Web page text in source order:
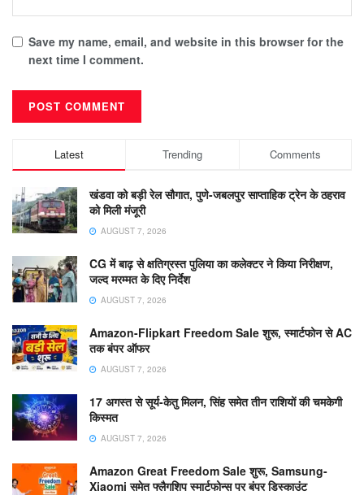
Save my name, email, and website in this browser for the
next time I comment.
Latest Trending Comments
खंडवा को बड़ी रेल सौगात, पुणे-जबलपुर साप्ताहिक ट्रेन के ठहराव
को मिली मंजूरी
AUGUST 7, 2026
CG में बाढ़ से क्षतिग्रस्त पुलिया का कलेक्टर ने किया निरीक्षण,
जल्द मरम्मत के दिए निर्देश
AUGUST 7, 2026
Amazon-Flipkart Freedom Sale शुरू, स्मार्टफोन से AC
तक बंपर ऑफर
AUGUST 7, 2026
17 अगस्त से सूर्य-केतु मिलन, सिंह समेत तीन राशियों की चमकेगी
किस्मत
AUGUST 7, 2026
Amazon Great Freedom Sale शुरू, Samsung-
Xiaomi समेत फ्लैगशिप स्मार्टफोन्स पर बंपर डिस्काउंट